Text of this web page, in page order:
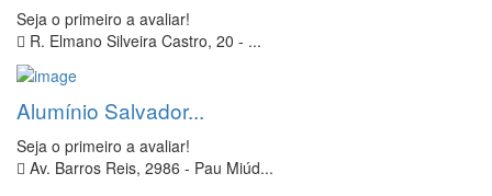
Seja o primeiro a avaliar!
R. Elmano Silveira Castro, 20 - ...
Alumínio Salvador...
Seja o primeiro a avaliar!
Av. Barros Reis, 2986 - Pau Miúd...